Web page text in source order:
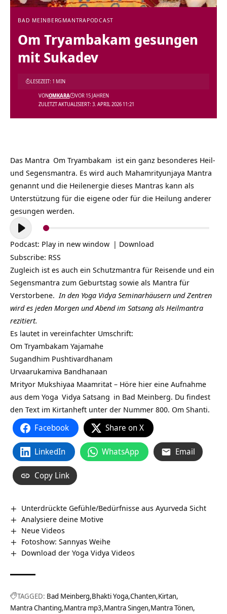
BAD MEINBERG MANTRAPODCAST
Om Tryambakam gesungen
mit Sukadev
ZULETZT AKTUALISIERT: 3. APRIL 2026 11:21
VONOMKARA VOR 15 JAHREN
LESEZEIT: 1 MIN
Das Mantra Om Tryambakam ist ein ganz besonderes Heil-
und Segensmantra. Es wird auch Mahamrityunjaya Mantra
genannt und die Heilenergie dieses Mantras kann als
Unterstützung für die eigene oder für die Heilung anderer
gesungen werden.
Audio-
Player
Podcast: Play in new window | Download
Subscribe: RSS
Zugleich ist es auch ein Schutzmantra für Reisende und ein
Segensmantra zum Geburtstag sowie als Mantra für
Verstorbene.In den Yoga Vidya Seminarhäusern und Zentren
wird es jeden Morgen und Abend im Satsang als Heilmantra
rezitiert.
Es lautet in vereinfachter Umschrift:
Om Tryambakam Yajamahe
Sugandhim Pushtivardhanam
Urvaarukamiva Bandhanaan
Mrityor Mukshiyaa Maamritat – Höre hier eine Aufnahme
aus dem Yoga Vidya Satsang in Bad Meinberg. Du findest
den Text im Kirtanheft unter der Nummer 800. Om Shanti.
Facebook Share on X
LinkedIn WhatsApp Email
Copy Link
Unterdrückte Gefühle/Bedürfnisse aus Ayurveda Sicht
Analysiere deine Motive
Neue Videos
Fotoshow: Sannyas Weihe
Download der Yoga Vidya Videos
TAGGED: Bad Meinberg Bhakti Yoga Chanten Kirtan
Mantra Chanting Mantra mp3 Mantra Singen Mantra Tönen